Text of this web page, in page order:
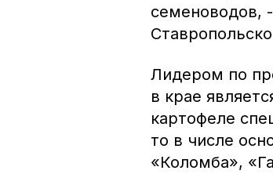
семеноводов,
Лидером по
в крае
картофеле
то в числе
«Коломба»,